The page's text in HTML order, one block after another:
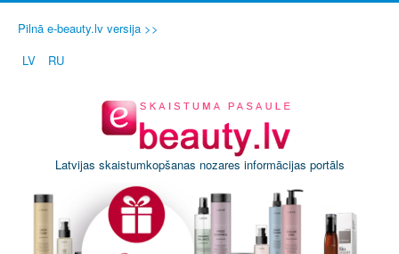
Pilnā e-beauty.lv versija >>
LV
RU
Latvijas skaistumkopšanas nozares informācijas portāls